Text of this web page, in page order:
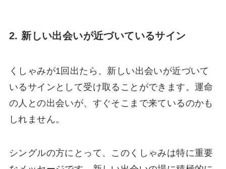
2. 新しい出会いが近づいているサイン
くしゃみが1回出たら、新しい出会いが近づいて
いるサインとして受け取ることができます。運命
の人との出会いが、すぐそこまで来ているのかも
しれません。
シングルの方にとって、このくしゃみは特に重要